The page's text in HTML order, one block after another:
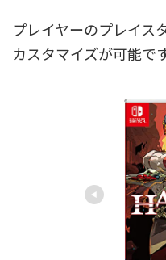
プレイヤーのプレイス
カスタマイズが可能です